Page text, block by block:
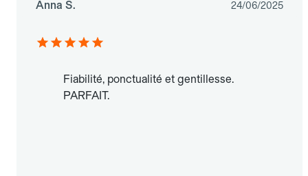
Anna S. 24/06/2025
Fiabilité, ponctualité et gentillesse.
PARFAIT.